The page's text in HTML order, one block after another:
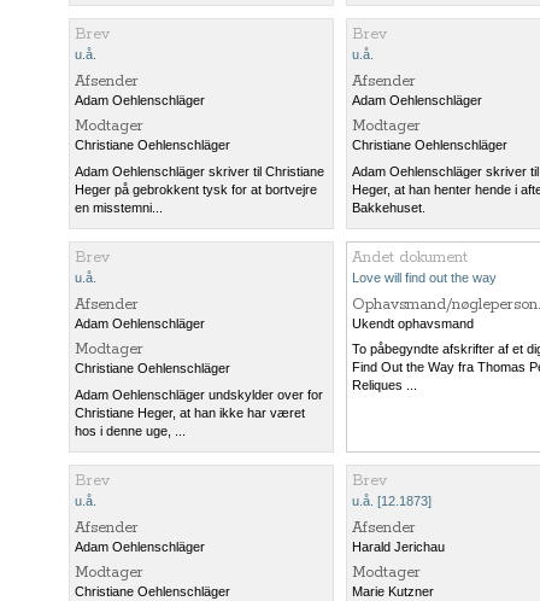
Brev
u.å.
Afsender
Adam Oehlenschläger
Modtager
Christiane Oehlenschläger
Adam Oehlenschläger skriver til Christiane
Heger på gebrokkent tysk for at bortvejre
en misstemni...
Brev
u.å.
Afsender
Adam Oehlenschläger
Modtager
Christiane Oehlenschläger
Adam Oehlenschläger skriver
Heger, at han henter hende i
Bakkehuset.
Brev
u.å.
Afsender
Adam Oehlenschläger
Modtager
Christiane Oehlenschläger
Adam Oehlenschläger undskylder over for
Christiane Heger, at han ikke har været
hos i denne uge, ...
Andet dokument
Love will find out the way
Ophavsmand/nøgleperson.
Ukendt ophavsmand
To påbegyndte afskrifter af et
Find Out the Way fra Thomas
Reliques ...
Brev
u.å.
Afsender
Adam Oehlenschläger
Modtager
Christiane Oehlenschläger
Brev
u.å. [12.1873]
Afsender
Harald Jerichau
Modtager
Marie Kutzner